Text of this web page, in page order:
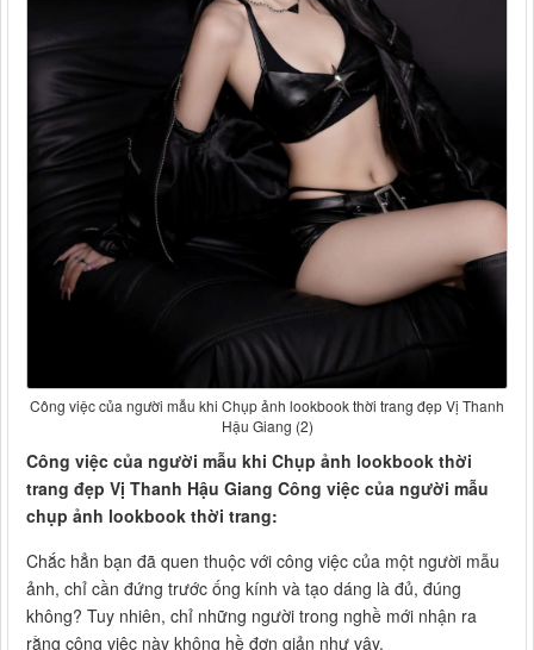
Công việc của người mẫu khi Chụp ảnh lookbook thời trang đẹp Vị Thanh
Hậu Giang (2)
Công việc của người mẫu khi Chụp ảnh lookbook thời
trang đẹp Vị Thanh Hậu Giang Công việc của người mẫu
chụp ảnh lookbook thời trang:
Chắc hẳn bạn đã quen thuộc với công việc của một người mẫu
ảnh, chỉ cần đứng trước ống kính và tạo dáng là đủ, đúng
không? Tuy nhiên, chỉ những người trong nghề mới nhận ra
rằng công việc này không hề đơn giản như vậy.